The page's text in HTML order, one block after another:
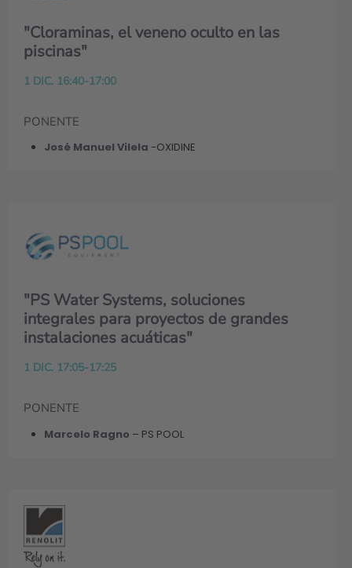
"Cloraminas, el veneno oculto en las
piscinas"
1 DIC. 16:40-17:00
PONENTE
José Manuel Vilela -OXIDINE
"PS Water Systems, soluciones
integrales para proyectos de grandes
instalaciones acuáticas"
1 DIC. 17:05-17:25
PONENTE
Marcelo Ragno – PS POOL